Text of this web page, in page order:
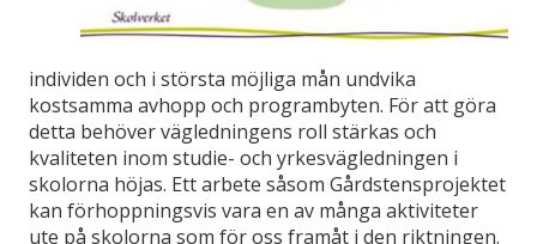
individen och i största möjliga mån undvika
kostsamma avhopp och programbyten. För att göra
detta behöver vägledningens roll stärkas och
kvaliteten inom studie- och yrkesvägledningen i
skolorna höjas. Ett arbete såsom Gårdstensprojektet
kan förhoppningsvis vara en av många aktiviteter
ute på skolorna som för oss framåt i den riktningen.